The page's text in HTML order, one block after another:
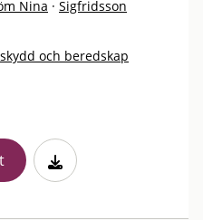
Nina · Sigfridsson
och beredskap